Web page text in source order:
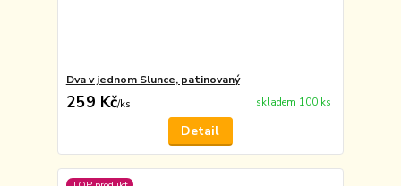
Dva v jednom Slunce, patinovaný
259 Kč/ks skladem 100 ks
Detail